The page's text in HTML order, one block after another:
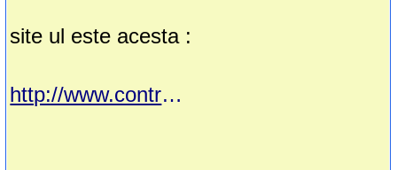
site ul este acesta :
http://www.contraboli.ro/trombofilia-definitie-tratament-riscuri-pentru-mama-si-fat/